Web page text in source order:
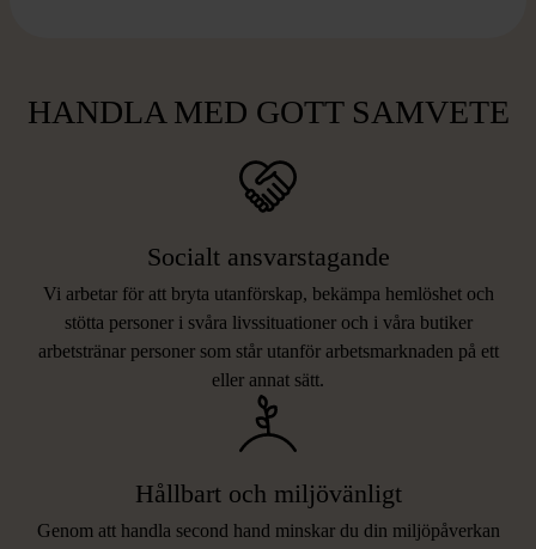
HANDLA MED GOTT SAMVETE
Socialt ansvarstagande
Vi arbetar för att bryta utanförskap, bekämpa hemlöshet och
stötta personer i svåra livssituationer och i våra butiker
arbetstränar personer som står utanför arbetsmarknaden på ett
eller annat sätt.
Hållbart och miljövänligt
Genom att handla second hand minskar du din miljöpåverkan